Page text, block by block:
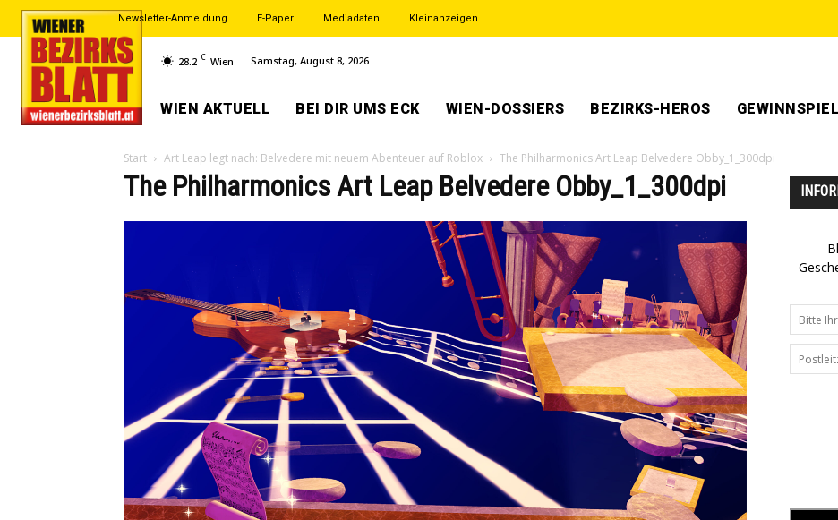
Newsletter-Anmeldung E-Paper Mediadaten Kleinanzeigen
28.2 C Wien Samstag, August 8, 2026
WIEN AKTUELL BEI DIR UMS ECK WIEN-DOSSIERS BEZIRKS-HEROS
Start Art Leap legt nach: Belvedere mit neuem Abenteuer auf Roblox The Philharmonics Art Leap Belvedere Obby_1_300dpi
The Philharmonics Art Leap Belvedere Obby_1_300dpi